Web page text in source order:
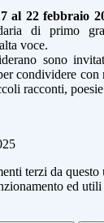
al 22 febbraio
di primo
voce.
sono
condividere con
racconti,
terzi da
ed